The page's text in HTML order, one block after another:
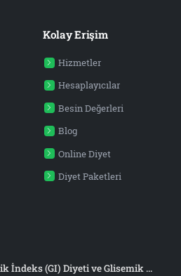
Kolay Erişim
Hizmetler
Hesaplayıcılar
Besin Değerleri
Blog
Online Diyet
Diyet Paketleri
İndeks (GI) Diyeti ve Glisemik ...